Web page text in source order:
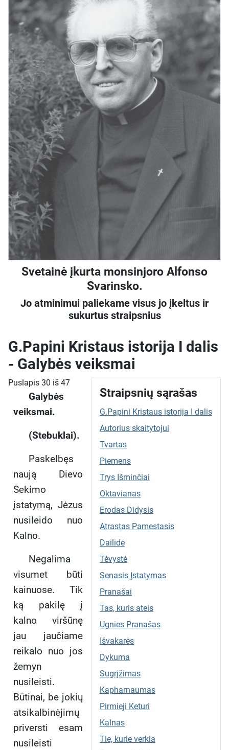
Svetainė įkurta monsinjoro Alfonso
Svarinsko.
Jo atminimui paliekame visus jo įkeltus ir
sukurtus straipsnius
G.Papini Kristaus istorija I dalis
- Galybės veiksmai
Straipsnių sąrašas
G.Papini Kristaus istorija I dalis
Autorius skaitytojui
Tvartas
Piemens
Trys Išminčiai
Oktavianas
Erodas Didysis
Atrastas Pamestasis
Dailidė
Tėvystė
Senasis Įstatymas
Pranašai
Tas, kuris ateis
Ugnies Pranašas
Išvakarės
Dykuma
Sugrįžimas
Kapharnaumas
Pirmieji Keturi
Kalnas
Tie, kurie verkia
Puslapis 30 iš 47
Galybės
veiksmai.
(Stebuklai).
Paskelbęs
naują Dievo
Sekimo
įstatymą, Jėzus
nusileido nuo
Kalno.
Negalima
visumet būti
kainuose. Tik
ką pakilę į
kalno viršūnę
jau jaučiame
reikalo nuo jos
žemyn
nusileisti.
Būtinai, be jokių
atsikalbinėjimų
priversti esam
nusileisti